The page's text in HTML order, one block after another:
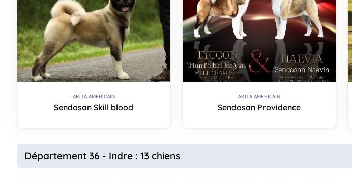
AKITA AMERICAIN
Sendosan Skill blood
AKITA AMERICAIN
Sendosan Providence
Département 36 - Indre : 13 chiens